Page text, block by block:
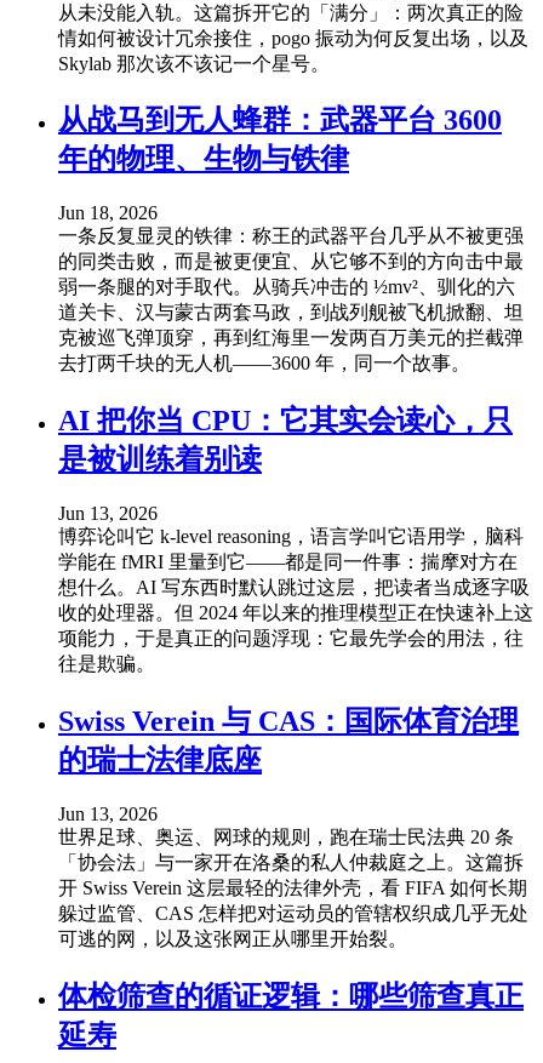
从未没能入轨。这篇拆开它的「满分」：两次真正的险
情如何被设计冗余接住，pogo 振动为何反复出场，以及
Skylab 那次该不该记一个星号。
从战马到无人蜂群：武器平台 3600
年的物理、生物与铁律
Jun 18, 2026
一条反复显灵的铁律：称王的武器平台几乎从不被更强
的同类击败，而是被更便宜、从它够不到的方向击中最
弱一条腿的对手取代。从骑兵冲击的 ½mv²、驯化的六
道关卡、汉与蒙古两套马政，到战列舰被飞机掀翻、坦
克被巡飞弹顶穿，再到红海里一发两百万美元的拦截弹
去打两千块的无人机——3600 年，同一个故事。
AI 把你当 CPU：它其实会读心，只
是被训练着别读
Jun 13, 2026
博弈论叫它 k-level reasoning，语言学叫它语用学，脑科
学能在 fMRI 里量到它——都是同一件事：揣摩对方在
想什么。AI 写东西时默认跳过这层，把读者当成逐字吸
收的处理器。但 2024 年以来的推理模型正在快速补上这
项能力，于是真正的问题浮现：它最先学会的用法，往
往是欺骗。
Swiss Verein 与 CAS：国际体育治理
的瑞士法律底座
Jun 13, 2026
世界足球、奥运、网球的规则，跑在瑞士民法典 20 条
「协会法」与一家开在洛桑的私人仲裁庭之上。这篇拆
开 Swiss Verein 这层最轻的法律外壳，看 FIFA 如何长期
躲过监管、CAS 怎样把对运动员的管辖权织成几乎无处
可逃的网，以及这张网正从哪里开始裂。
体检筛查的循证逻辑：哪些筛查真正
延寿